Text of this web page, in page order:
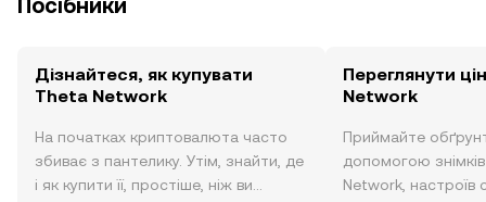
Посібники
Дізнайтеся, як купувати
Theta Network
На початках криптовалюта часто
збиває з пантелику. Утім, знайти, де
і як купити її, простіше, ніж ви
Переглянути
Network
Приймайте
допомогою
Network, настроїв